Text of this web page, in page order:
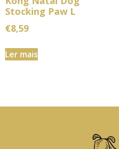
Stocking Paw L
€8,59
Ler mais